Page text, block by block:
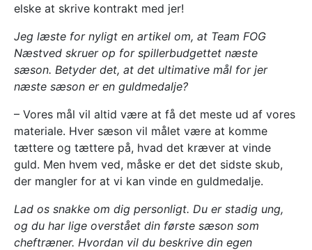
elske at skrive kontrakt med jer!
Jeg læste for nyligt en artikel om, at Team FOG
Næstved skruer op for spillerbudgettet næste
sæson. Betyder det, at det ultimative mål for jer
næste sæson er en guldmedalje?
– Vores mål vil altid være at få det meste ud af vores
materiale. Hver sæson vil målet være at komme
tættere og tættere på, hvad det kræver at vinde
guld. Men hvem ved, måske er det det sidste skub,
der mangler for at vi kan vinde en guldmedalje.
Lad os snakke om dig personligt. Du er stadig ung,
og du har lige overstået din første sæson som
cheftræner. Hvordan vil du beskrive din egen